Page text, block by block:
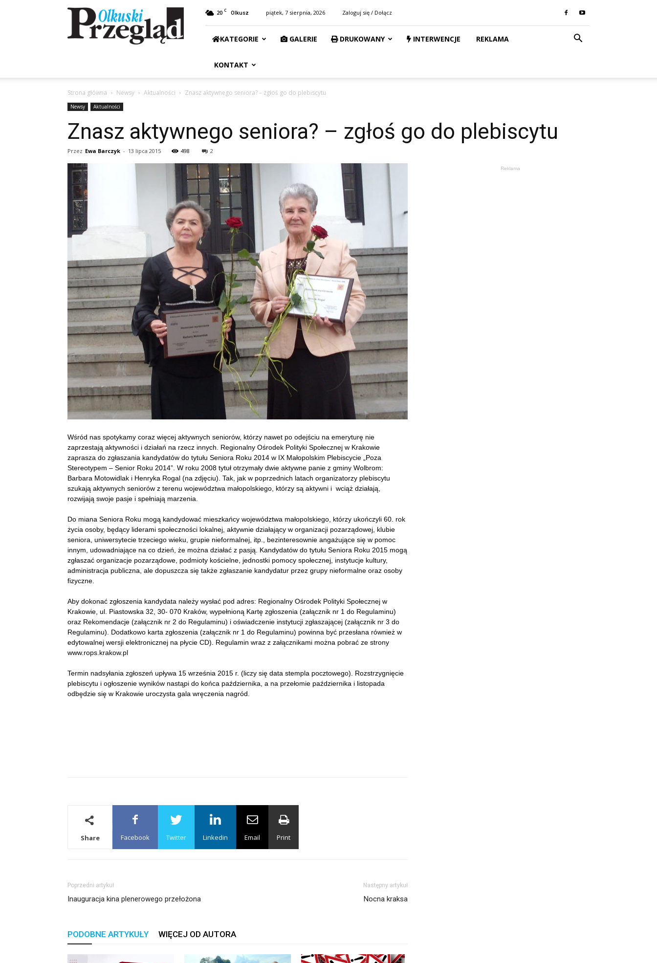
Przegląd
Olkuski
20 C Olkusz piątek, 7 sierpnia, 2026 Zaloguj się / Dołącz
KATEGORIE GALERIE DRUKOWANY INTERWENCJE REKLAMA
KONTAKT
Strona główna Newsy Aktualności Znasz aktywnego seniora? – zgłoś go do plebiscytu
Newsy Aktualności
Znasz aktywnego seniora? – zgłoś go do plebiscytu
Przez Ewa Barczyk - 13 lipca 2015 498 2
Wśród nas spotykamy coraz więcej aktywnych seniorów, którzy nawet po odejściu na emeryturę nie
zaprzestają aktywności i działań na rzecz innych. Regionalny Ośrodek Polityki Społecznej w Krakowie
zaprasza do zgłaszania kandydatów do tytułu Seniora Roku 2014 w IX Małopolskim Plebiscycie „Poza
Stereotypem – Senior Roku 2014”. W roku 2008 tytuł otrzymały dwie aktywne panie z gminy Wolbrom:
Barbara Motowidlak i Henryka Rogal (na zdjęciu). Tak, jak w poprzednich latach organizatorzy plebiscytu
szukają aktywnych seniorów z terenu województwa małopolskiego, którzy są aktywni i wciąż działają,
rozwijają swoje pasje i spełniają marzenia.
Do miana Seniora Roku mogą kandydować mieszkańcy województwa małopolskiego, którzy ukończyli 60. rok
życia osoby, będący liderami społeczności lokalnej, aktywnie działający w organizacji pozarządowej, klubie
seniora, uniwersytecie trzeciego wieku, grupie nieformalnej, itp., bezinteresownie angażujące się w pomoc
innym, udowadniające na co dzień, że można działać z pasją. Kandydatów do tytułu Seniora Roku 2015 mogą
zgłaszać organizacje pozarządowe, podmioty kościelne, jednostki pomocy społecznej, instytucje kultury,
administracja publiczna, ale dopuszcza się także zgłaszanie kandydatur przez grupy nieformalne oraz osoby
fizyczne.
Aby dokonać zgłoszenia kandydata należy wysłać pod adres: Regionalny Ośrodek Polityki Społecznej w
Krakowie, ul. Piastowska 32, 30- 070 Kraków, wypełnioną Kartę zgłoszenia (załącznik nr 1 do Regulaminu)
oraz Rekomendacje (załącznik nr 2 do Regulaminu) i oświadczenie instytucji zgłaszającej (załącznik nr 3 do
Regulaminu). Dodatkowo karta zgłoszenia (załącznik nr 1 do Regulaminu) powinna być przesłana również w
edytowalnej wersji elektronicznej na płycie CD). Regulamin wraz z załącznikami można pobrać ze strony
www.rops.krakow.pl
Termin nadsyłania zgłoszeń upływa 15 września 2015 r. (liczy się data stempla pocztowego). Rozstrzygnięcie
plebiscytu i ogłoszenie wyników nastąpi do końca października, a na przełomie października i listopada
odbędzie się w Krakowie uroczysta gala wręczenia nagród.
Share Facebook Twitter Linkedin Email Print
Poprzedni artykuł
Inauguracja kina plenerowego przełożona
Następny artykuł
Nocna kraksa
PODOBNE ARTYKUŁY WIĘCEJ OD AUTORA
Reklama